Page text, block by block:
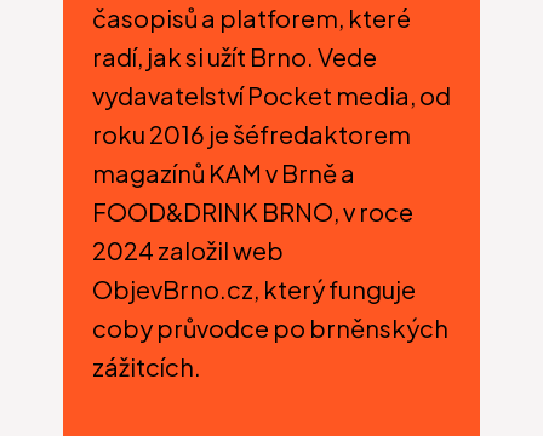
časopisů a platforem, které
radí, jak si užít Brno. Vede
vydavatelství Pocket media, od
roku 2016 je šéfredaktorem
magazínů KAM v Brně a
FOOD&DRINK BRNO, v roce
2024 založil web
ObjevBrno.cz, který funguje
coby průvodce po brněnských
zážitcích.